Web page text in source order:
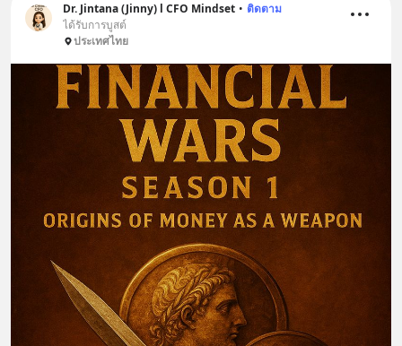
Dr. Jintana (Jinny) l CFO Mindset • ติดตาม
ได้รับการบูสต์
ประเทศไทย